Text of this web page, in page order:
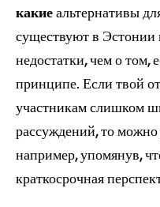
какиеальтернативы
существуют в Эстонии
недостатки, чем о том,
принципе. Если твой
участникам слишком
рассуждений, то
например, упомянув,
краткосрочная